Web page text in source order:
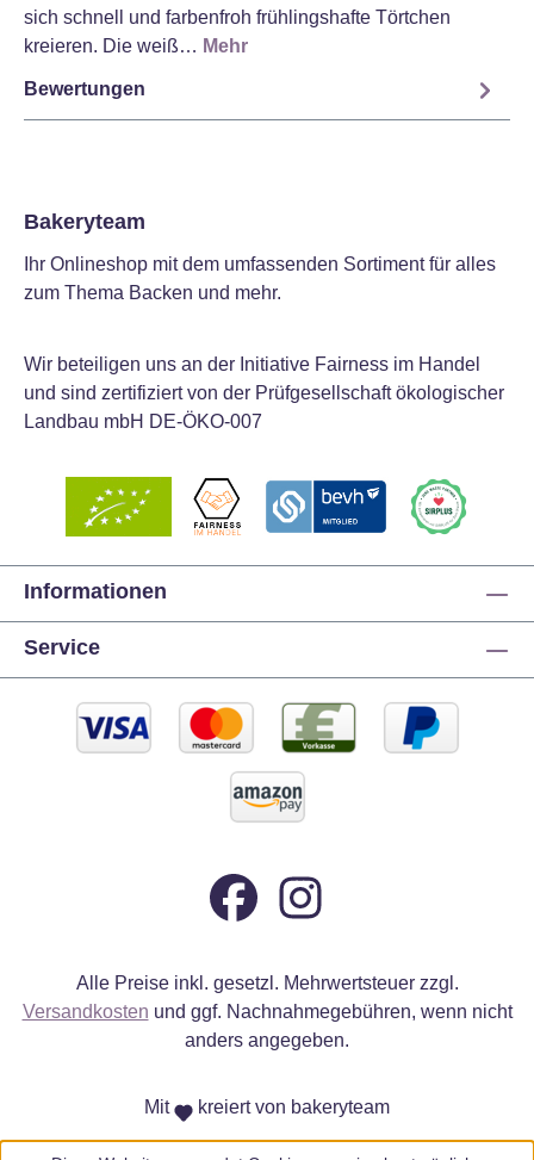
sich schnell und farbenfroh frühlingshafte Törtchen
kreieren. Die weiß… Mehr
Bewertungen
Bakeryteam
Ihr Onlineshop mit dem umfassenden Sortiment für alles
zum Thema Backen und mehr.
Wir beteiligen uns an der Initiative Fairness im Handel
und sind zertifiziert von der Prüfgesellschaft ökologischer
Landbau mbH DE-ÖKO-007
Informationen
Service
Alle Preise inkl. gesetzl. Mehrwertsteuer zzgl.
Versandkosten und ggf. Nachnahmegebühren, wenn nicht
anders angegeben.
Mit kreiert von bakeryteam